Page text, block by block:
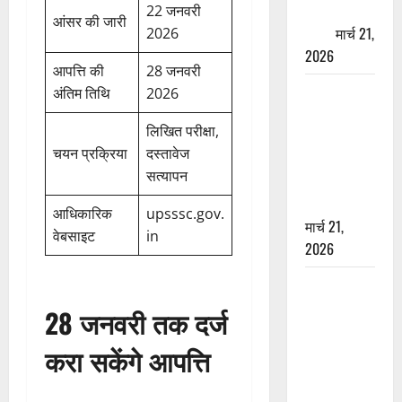
आंसर की जारी
22 जनवरी
2026
आपत्ति की
अंतिम तिथि
28 जनवरी
2026
चयन प्रक्रिया
लिखित परीक्षा,
दस्तावेज
सत्यापन
आधिकारिक
वेबसाइट
upsssc.gov.
in
28 जनवरी तक दर्ज
करा सकेंगे आपत्ति
मार्च 21,
2026
मार्च 21,
2026